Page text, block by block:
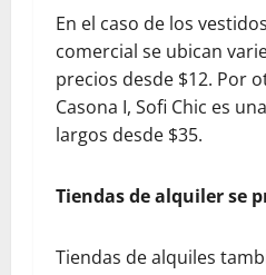
En el caso de los
comercial se ubican
precios desde $12. Por
Casona I, Sofi Chic es
largos desde $35.
Tiendas de alquiler se
Tiendas de alquiles